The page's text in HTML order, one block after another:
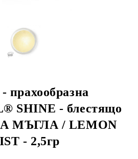
прахообразна
SHINE - блестящо
МЪГЛА / LEMON
- 2,5гр